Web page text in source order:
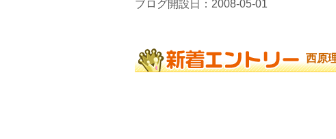
ブログ開設日：2008-05-01
西原